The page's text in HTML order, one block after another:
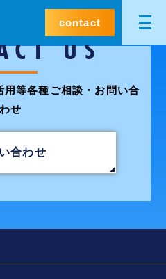
contact
US
用等各種ご相談・お問い合
わせ
合わせ